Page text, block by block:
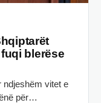
blerëse
ndjeshëm vitet e
për…